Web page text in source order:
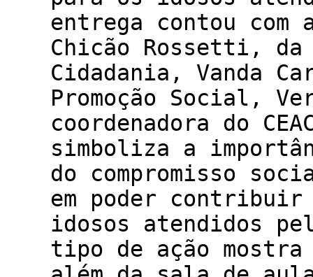
entrega contou
Chicão Rossetti,
Cidadania, Vanda
Promoção Social,
coordenadora do
simboliza a
do compromisso
em poder contribuir
idosos atendidos
tipo de ação